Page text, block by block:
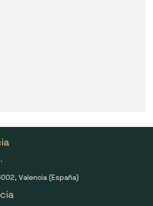
pregunta
Valencia (España)